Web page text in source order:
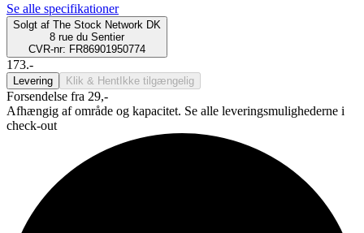
Se alle specifikationer
Solgt af The Stock Network DK
8 rue du Sentier
CVR-nr: FR86901950774
173.-
Levering Klik & Hent Ikke tilgængelig
Forsendelse fra 29,-
Afhængig af område og kapacitet. Se alle leveringsmulighederne i
check-out